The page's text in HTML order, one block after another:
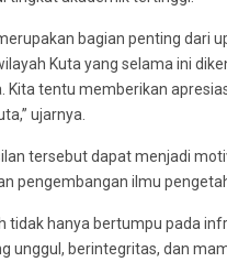
bagian penting dari
Kuta yang selama ini
Kita tentu memberikan
ujarnya.
tersebut dapat menjadi
pengembangan ilmu
tidak hanya bertumpu pada
unggul, berintegritas, dan